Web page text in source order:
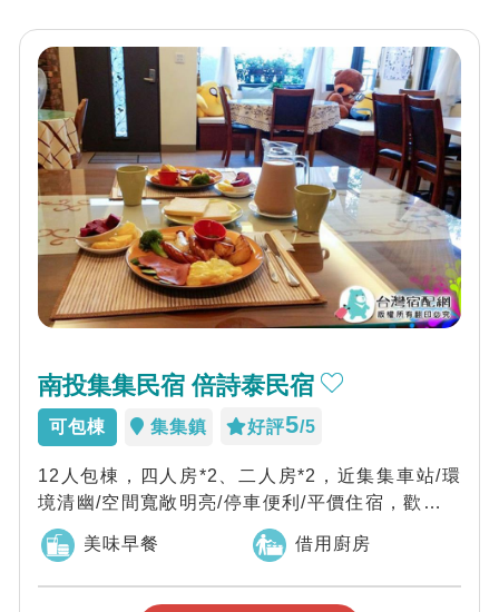
南投集集民宿 倍詩泰民宿
可包棟 集集鎮 好評5/5
12人包棟，四人房*2、二人房*2，近集集車站/環
境清幽/空間寬敞明亮/停車便利/平價住宿，歡迎您
來玩~
美味早餐 借用廚房